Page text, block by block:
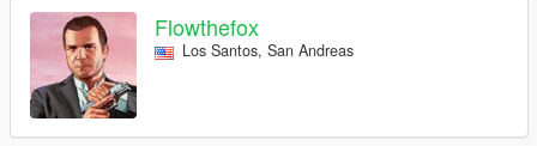
Flowthefox
Los Santos, San Andreas